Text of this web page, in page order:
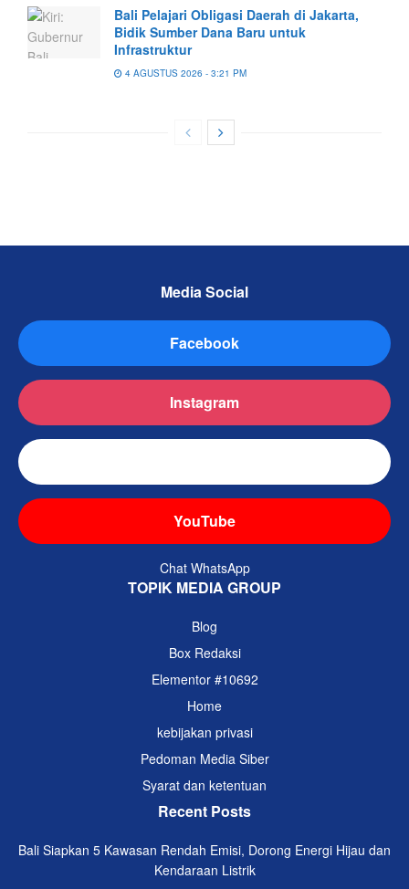
Bali Pelajari Obligasi Daerah di Jakarta,
Bidik Sumber Dana Baru untuk
Infrastruktur
4 AGUSTUS 2026 - 3:21 PM
Media Social
Facebook
Instagram
YouTube
Chat WhatsApp
TOPIK MEDIA GROUP
Blog
Box Redaksi
Elementor #10692
Home
kebijakan privasi
Pedoman Media Siber
Syarat dan ketentuan
Recent Posts
Bali Siapkan 5 Kawasan Rendah Emisi, Dorong Energi Hijau dan
Kendaraan Listrik